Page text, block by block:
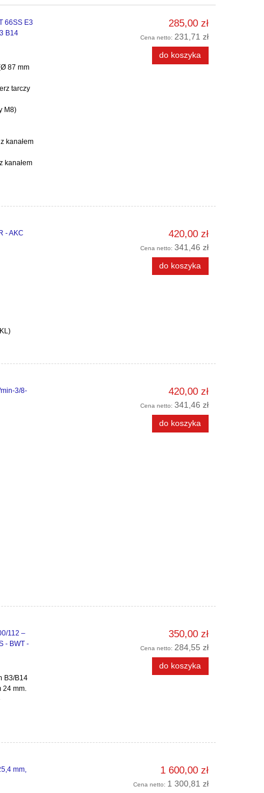
66SS E3
B14
87 mm
tarczy
M8)
kanałem
kanałem
285,00 zł
Cena netto: 231,71 zł
do koszyka
- AKC 420,00 zł
Cena netto: 341,46 zł
do koszyka
3/8- 420,00 zł
Cena netto: 341,46 zł
do koszyka
112 –
- BWT -
B3/B14
24 mm.
350,00 zł
Cena netto: 284,55 zł
do koszyka
mm, 1 600,00 zł
Cena netto: 1 300,81 zł